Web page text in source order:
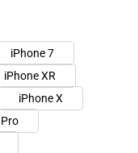
iPhone 7
iPhone XR
iPhone X